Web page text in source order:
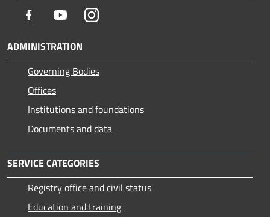
Facebook YoutubeInstagram
ADMINISTRATION
Governing Bodies
Offices
Institutions and foundations
Documents and data
SERVICE CATEGORIES
Registry office and civil status
Education and training